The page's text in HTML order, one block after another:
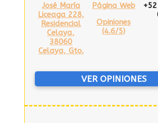
José María
Liceaga 228,
Residencial
Celaya,
38060
Celaya, Gto.
Página Web
Opiniones
(4.6/5)
VER OPINIONES